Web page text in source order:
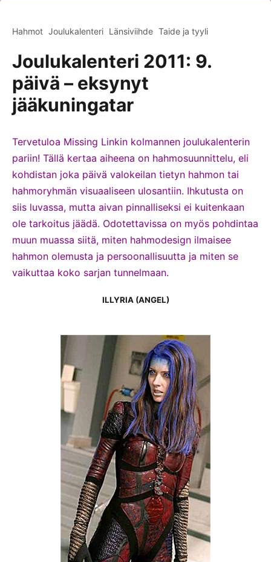
Hahmot Joulukalenteri Länsiviihde Taide ja tyyli
Joulukalenteri 2011: 9.
päivä – eksynyt
jääkuningatar
Tervetuloa Missing Linkin kolmannen joulukalenterin
pariin! Tällä kertaa aiheena on hahmosuunnittelu, eli
kohdistan joka päivä valokeilan tietyn hahmon tai
hahmoryhmän visuaaliseen ulosantiin. Ihkutusta on
siis luvassa, mutta aivan pinnalliseksi ei kuitenkaan
ole tarkoitus jäädä. Odotettavissa on myös pohdintaa
muun muassa siitä, miten hahmodesign ilmaisee
hahmon olemusta ja persoonallisuutta ja miten se
vaikuttaa koko sarjan tunnelmaan.
ILLYRIA (ANGEL)